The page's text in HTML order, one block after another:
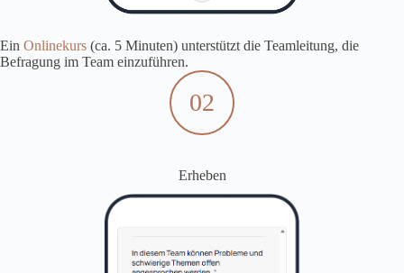
Ein Onlinekurs (ca. 5 Minuten) unterstützt die Teamleitung, die
Befragung im Team einzuführen.
02
Erheben